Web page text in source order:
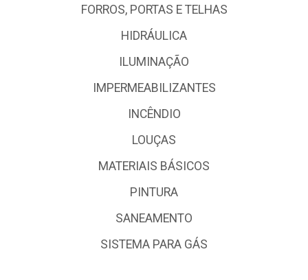
FORROS, PORTAS E TELHAS
HIDRÁULICA
ILUMINAÇÃO
IMPERMEABILIZANTES
INCÊNDIO
LOUÇAS
MATERIAIS BÁSICOS
PINTURA
SANEAMENTO
SISTEMA PARA GÁS